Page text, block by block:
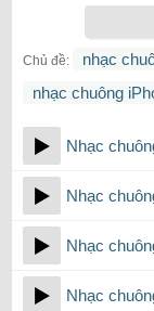
Chủ đề: nhạc
nhạc chuông
Nhạc
Nhạc
Nhạc
Nhạc